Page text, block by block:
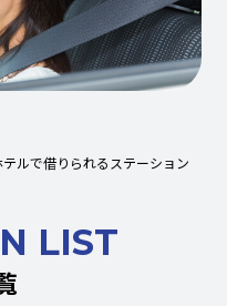
テルで借りられるステーション
LIST